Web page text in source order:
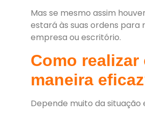
Mas se mesmo assim
estará às suas ordens
empresa ou escritório.
Como
maneira
Depende muito da situação